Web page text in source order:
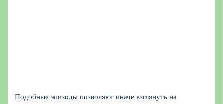
Подобные эпизоды позволяют иначе взглянуть на